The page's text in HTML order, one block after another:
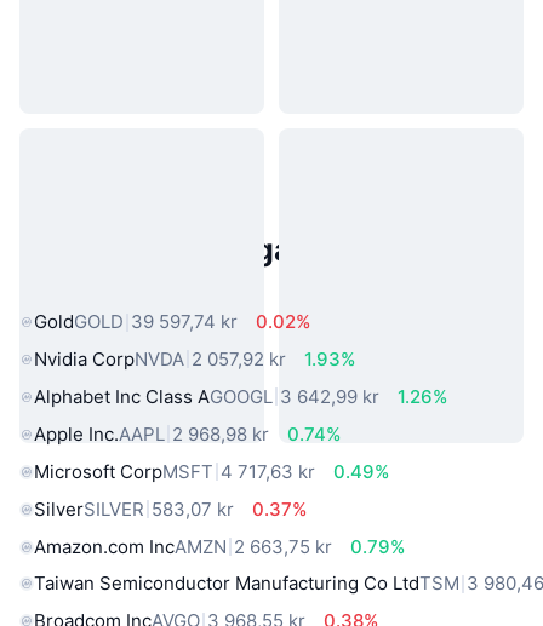
Populära tillgångar från den
GoldGOLD 39 597,74 kr
0.02%
Nvidia CorpNVDA 2 057,92 kr
1.93%
Alphabet Inc Class AGOOGL 3 642,99 kr
1.26%
Apple Inc.AAPL 2 968,98 kr
0.74%
Microsoft CorpMSFT 4 717,63 kr
0.49%
SilverSILVER 583,07 kr
0.37%
Amazon.com IncAMZN 2 663,75 kr
0.79%
Taiwan Semiconductor Manufacturing Co LtdTSM 3
Broadcom IncAVGO 3 968,55 kr
0.38%